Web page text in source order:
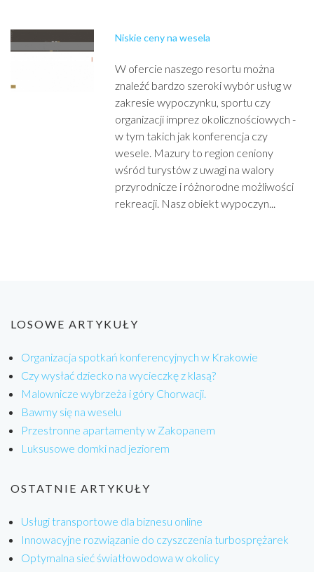
Niskie ceny na wesela
W ofercie naszego resortu można
znaleźć bardzo szeroki wybór usług w
zakresie wypoczynku, sportu czy
organizacji imprez okolicznościowych -
w tym takich jak konferencja czy
wesele. Mazury to region ceniony
wśród turystów z uwagi na walory
przyrodnicze i różnorodne możliwości
rekreacji. Nasz obiekt wypoczyn...
LOSOWE ARTYKUŁY
Organizacja spotkań konferencyjnych w Krakowie
Czy wysłać dziecko na wycieczkę z klasą?
Malownicze wybrzeża i góry Chorwacji.
Bawmy się na weselu
Przestronne apartamenty w Zakopanem
Luksusowe domki nad jeziorem
OSTATNIE ARTYKUŁY
Usługi transportowe dla biznesu online
Innowacyjne rozwiązanie do czyszczenia turbosprężarek
Optymalna sieć światłowodowa w okolicy